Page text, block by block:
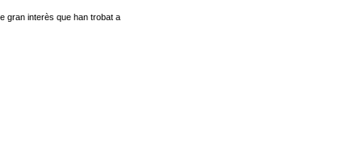
gran interès que han trobat a